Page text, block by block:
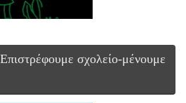
σχολείο-μένουμε